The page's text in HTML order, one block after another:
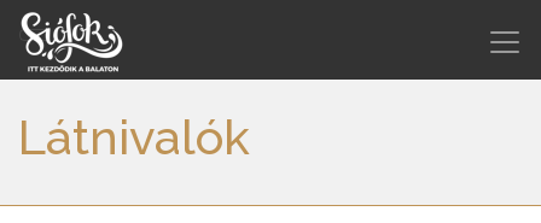
Látnivalók